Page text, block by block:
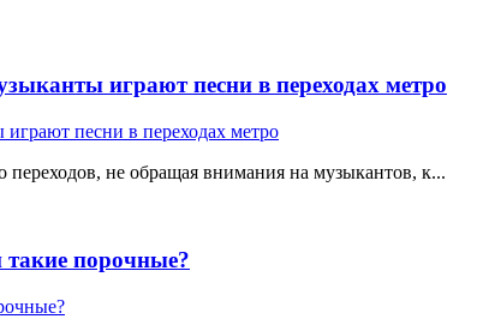
играют песни в переходах метро
не обращая внимания на музыкантов, к...
порочные?